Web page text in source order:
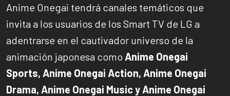
Anime Onegai tendrá canales temáticos que
invita a los usuarios de los Smart TV de LG a
adentrarse en el cautivador universo de la
animación japonesa como Anime Onegai
Sports, Anime Onegai Action, Anime Onegai
Drama, Anime Onegai Music y Anime Onegai